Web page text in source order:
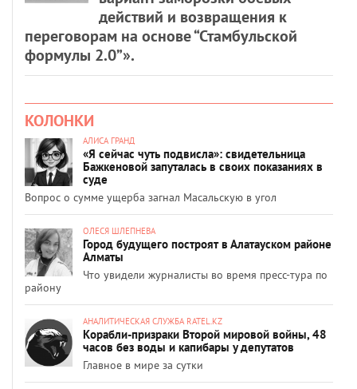
действий и возвращения к
переговорам на основе “Стамбульской
формулы 2.0”».
КОЛОНКИ
АЛИСА ГРАНД
«Я сейчас чуть подвисла»: свидетельница
Бажкеновой запуталась в своих показаниях в
суде
Вопрос о сумме ущерба загнал Масальскую в угол
ОЛЕСЯ ШЛЕПНЕВА
Город будущего построят в Алатауском районе
Алматы
Что увидели журналисты во время пресс-тура по
району
АНАЛИТИЧЕСКАЯ СЛУЖБА RATEL.KZ
Корабли-призраки Второй мировой войны, 48
часов без воды и капибары у депутатов
Главное в мире за сутки